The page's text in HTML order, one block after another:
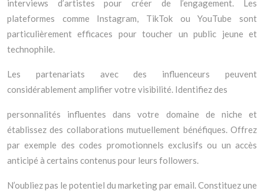
interviews d’artistes pour créer de l’engagement. Les
plateformes comme Instagram, TikTok ou YouTube sont
particulièrement efficaces pour toucher un public jeune et
technophile.
Les partenariats avec des influenceurs peuvent
considérablement amplifier votre visibilité. Identifiez des
personnalités influentes dans votre domaine de niche et
établissez des collaborations mutuellement bénéfiques. Offrez
par exemple des codes promotionnels exclusifs ou un accès
anticipé à certains contenus pour leurs followers.
N’oubliez pas le potentiel du marketing par email. Constituez une